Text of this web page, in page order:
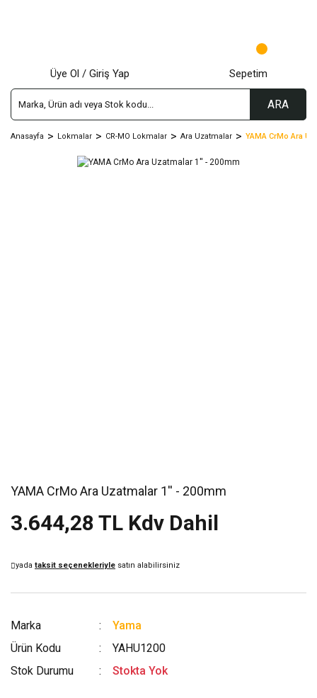
ARA
Üye Ol / Giriş Yap Sepetim
Anasayfa Lokmalar CR-MO Lokmalar Ara Uzatmalar YAMA CrMo Ara
YAMA CrMo Ara Uzatmalar 1'' - 200mm
3.644,28 TL Kdv Dahil
yada taksit seçenekleriyle satın alabilirsiniz
Marka
Yama
Ürün Kodu
YAHU1200
Stok Durumu
Stokta Yok